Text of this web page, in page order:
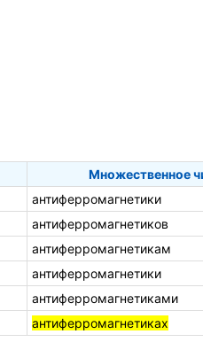
Множественное
антиферромагнетики
антиферромагнетиков
антиферромагнетикам
антиферромагнетики
антиферромагнетиками
антиферромагнетиках